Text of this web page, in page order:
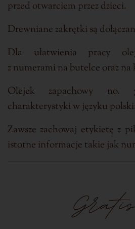
przed otwarciem przez dzieci.
Drewniane zakrętki są
Dla ułatwienia pracy
z numerami na butelce oraz na
Olejek zapachowy no.
charakterystyki w języku
Zawsze zachowaj etykietę z
istotne informacje takie jak